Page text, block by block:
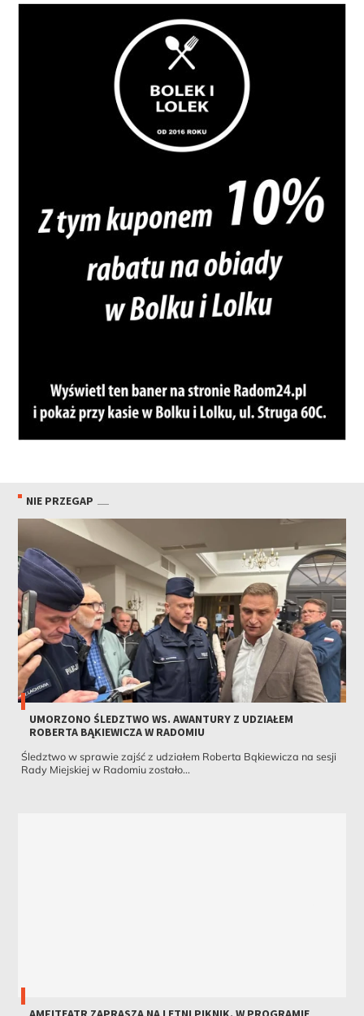
NIE PRZEGAP
UMORZONO ŚLEDZTWO WS. AWANTURY Z UDZIAŁEM
ROBERTA BĄKIEWICZA W RADOMIU
Śledztwo w sprawie zajść z udziałem Roberta Bąkiewicza na sesji
Rady Miejskiej w Radomiu zostało...